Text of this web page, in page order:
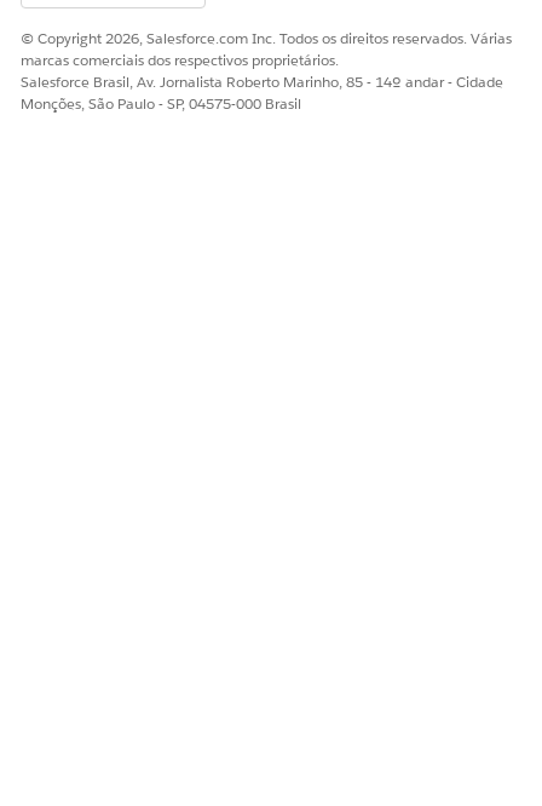
© Copyright 2026, Salesforce.com Inc. Todos os direitos reservados. Várias
marcas comerciais dos respectivos proprietários.
Salesforce Brasil, Av. Jornalista Roberto Marinho, 85 - 14º andar - Cidade
Monções, São Paulo - SP, 04575-000 Brasil